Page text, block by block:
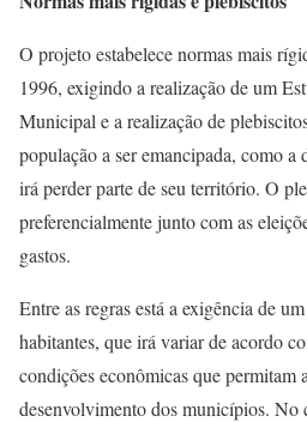
O projeto estabelece normas mais
1996, exigindo a realização de um
Municipal e a realização de
população a ser emancipada, como a
irá perder parte de seu território. O
preferencialmente junto com as
gastos.
Entre as regras está a exigência de
habitantes, que irá variar de acordo
condições econômicas que permitam
desenvolvimento dos municípios. No